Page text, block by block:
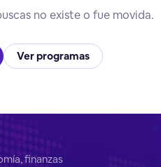
no existe o fue movida.
Ver programas
finanzas